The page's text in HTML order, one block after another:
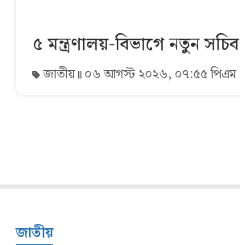
৫ মন্ত্রণালয়-বিভাগে নতুন সচিব
জাতীয় ০৬ আগস্ট ২০২৬, ০৭:৫৫ পিএম
জাতীয়